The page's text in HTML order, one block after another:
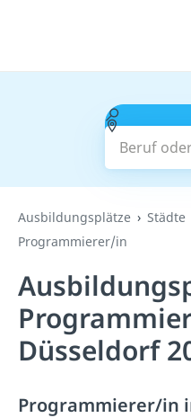
Beruf
Ausbildungsplätze Städte
Programmierer/in
Düsseldorf
Programmierer/in